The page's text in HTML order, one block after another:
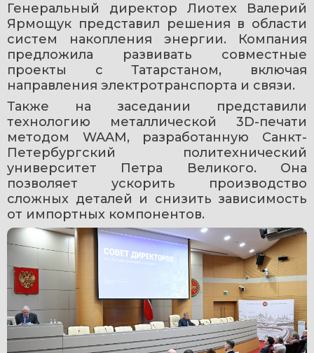
Генеральный директор Лиотех Валерий
Ярмощук представил решения в области
систем накопления энергии. Компания
предложила развивать совместные
проекты с Татарстаном, включая
направления электротранспорта и связи.
Также на заседании представили
технологию металлической 3D-печати
методом WAAM, разработанную Санкт-
Петербургский политехнический
университет Петра Великого. Она
позволяет ускорить производство
сложных деталей и снизить зависимость
от импортных компонентов.